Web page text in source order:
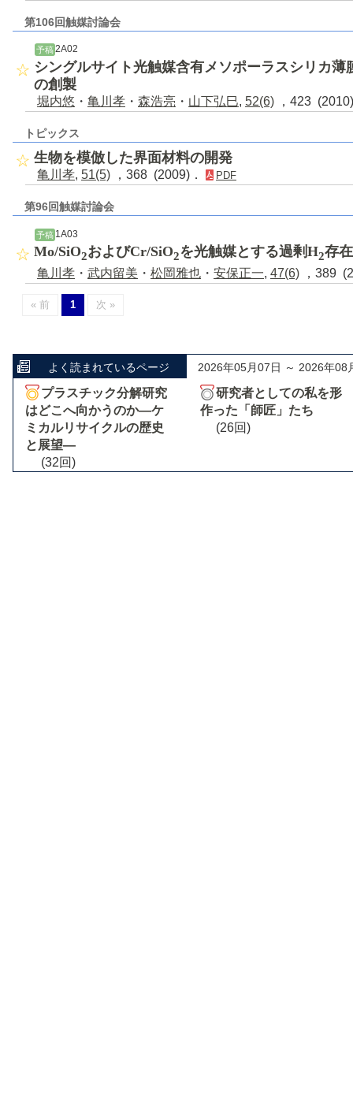
第106回触媒討論会
予稿 2A02
シングルサイト光触媒含有メソポーラスシリカ
の創製
堀内悠 ・ 亀川孝 ・ 森浩亮 ・ 山下弘巳, 52(6) ，423
トピックス
生物を模倣した界面材料の開発
亀川孝, 51(5) ，368 (2009)． PDF
第96回触媒討論会
予稿1A03
Mo/SiO2およびCr/SiO2を光触媒とする過剰H2存
亀川孝 ・ 武内留美 ・ 松岡雅也 ・ 安保正一, 47(6) ，389
« 前 1 次 »
よく読まれているページ 2026年05月07日 ～ 2026年08
プラスチック分解研究
はどこへ向かうのか―ケ
ミカルリサイクルの歴史
と展望―
(32回)
研究者としての私を形
作った「師匠」たち
(26回)